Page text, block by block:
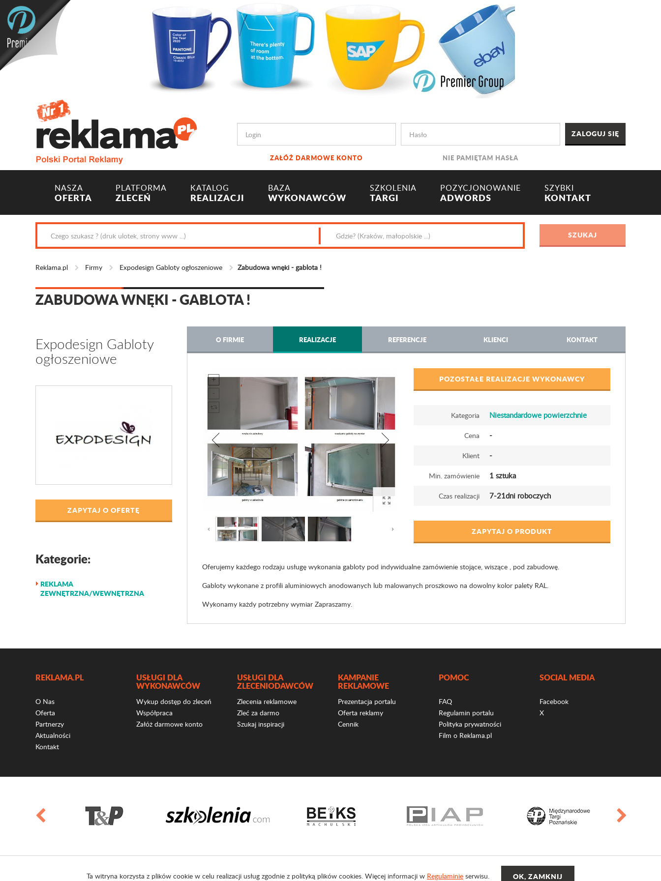
ZAŁÓŻ DARMOWE KONTO NIE PAMIĘTAM HASŁA
NASZA
OFERTA
PLATFORMA
ZLECEŃ
KATALOG
REALIZACJI
BAZA
WYKONAWCÓW
SZKOLENIA
TARGI
POZYCJONOWANIE
ADWORDS
SZYBKI
KONTAKT
Reklama.pl Firmy Expodesign Gabloty ogłoszeniowe Zabudowa wnęki - gablota !
ZABUDOWA WNĘKI - GABLOTA !
Expodesign Gabloty
ogłoszeniowe
ZAPYTAJ O OFERTĘ
Kategorie:
REKLAMA
ZEWNĘTRZNA/WEWNĘTRZNA
O FIRMIE REALIZACJE REFERENCJE KLIENCI KONTAKT
POZOSTAŁE REALIZACJE WYKONAWCY
Kategoria Niestandardowe powierzchnie
Cena -
Klient -
Min. zamówienie 1 sztuka
Czas realizacji 7-21dni roboczych
ZAPYTAJ O PRODUKT
Oferujemy każdego rodzaju usługę wykonania gabloty pod indywidualne zamówienie stojące, wiszące , pod zabudowę.
Gabloty wykonane z profili aluminiowych anodowanych lub malowanych proszkowo na dowolny kolor palety RAL.
Wykonamy każdy potrzebny wymiar Zapraszamy.
REKLAMA.PL
O Nas
Oferta
Partnerzy
Aktualności
Kontakt
USŁUGI DLA
WYKONAWCÓW
Wykup dostęp do zleceń
Współpraca
Załóż darmowe konto
USŁUGI DLA
ZLECENIODAWCÓW
Zlecenia reklamowe
Zleć za darmo
Szukaj inspiracji
KAMPANIE
REKLAMOWE
Prezentacja portalu
Oferta reklamy
Cennik
POMOC
FAQ
Regulamin portalu
Polityka prywatności
Film o Reklama.pl
SOCIAL MEDIA
Facebook
X
Ta witryna korzysta z plików cookie w celu realizacji usług zgodnie z polityką plików cookies. Więcej informacji w Regulaminie serwisu.